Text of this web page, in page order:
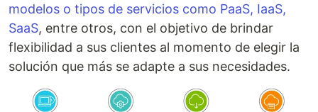
modelos o tipos de servicios como PaaS, IaaS,
SaaS, entre otros, con el objetivo de brindar
flexibilidad a sus clientes al momento de elegir la
solución que más se adapte a sus necesidades.